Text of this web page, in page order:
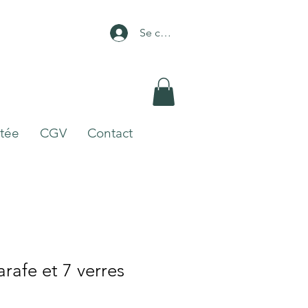
Se connecter
CGV Contact
et 7 verres